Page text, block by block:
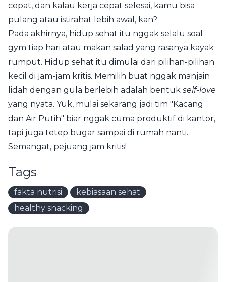
cepat, dan kalau kerja cepat selesai, kamu bisa
pulang atau istirahat lebih awal, kan?
Pada akhirnya, hidup sehat itu nggak selalu soal
gym tiap hari atau makan salad yang rasanya kayak
rumput. Hidup sehat itu dimulai dari pilihan-pilihan
kecil di jam-jam kritis. Memilih buat nggak manjain
lidah dengan gula berlebih adalah bentuk self-love
yang nyata. Yuk, mulai sekarang jadi tim "Kacang
dan Air Putih" biar nggak cuma produktif di kantor,
tapi juga tetep bugar sampai di rumah nanti.
Semangat, pejuang jam kritis!
Tags
fakta nutrisi
kebiasaan sehat
healthy snacking